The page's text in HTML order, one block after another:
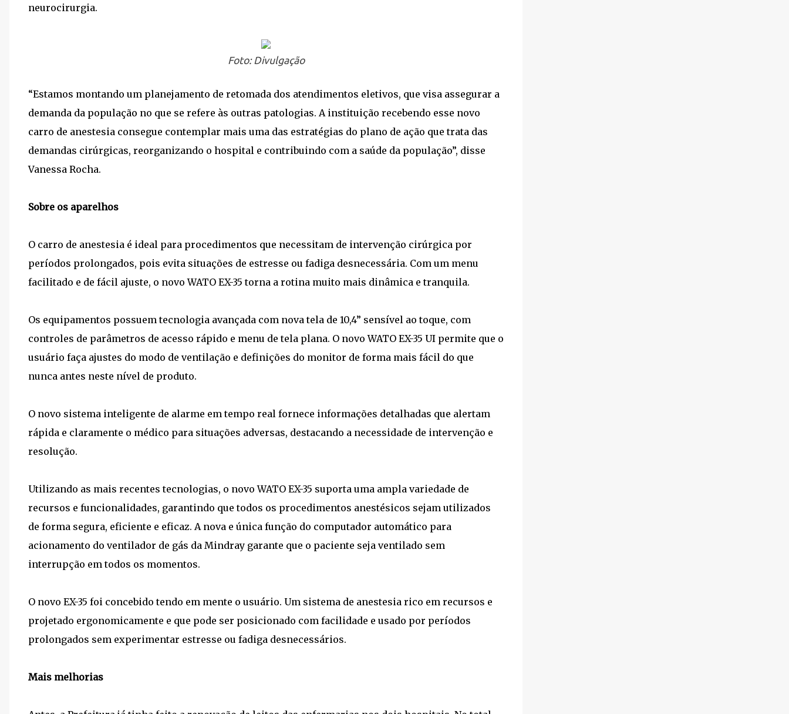
neurocirurgia.
Foto: Divulgação
“Estamos montando um planejamento de retomada dos atendimentos eletivos, que visa assegurar a
demanda da população no que se refere às outras patologias. A instituição recebendo esse novo
carro de anestesia consegue contemplar mais uma das estratégias do plano de ação que trata das
demandas cirúrgicas, reorganizando o hospital e contribuindo com a saúde da população”, disse
Vanessa Rocha.
Sobre os aparelhos
O carro de anestesia é ideal para procedimentos que necessitam de intervenção cirúrgica por
períodos prolongados, pois evita situações de estresse ou fadiga desnecessária. Com um menu
facilitado e de fácil ajuste, o novo WATO EX-35 torna a rotina muito mais dinâmica e tranquila.
Os equipamentos possuem tecnologia avançada com nova tela de 10,4” sensível ao toque, com
controles de parâmetros de acesso rápido e menu de tela plana. O novo WATO EX-35 UI permite que o
usuário faça ajustes do modo de ventilação e definições do monitor de forma mais fácil do que
nunca antes neste nível de produto.
O novo sistema inteligente de alarme em tempo real fornece informações detalhadas que alertam
rápida e claramente o médico para situações adversas, destacando a necessidade de intervenção e
resolução.
Utilizando as mais recentes tecnologias, o novo WATO EX-35 suporta uma ampla variedade de
recursos e funcionalidades, garantindo que todos os procedimentos anestésicos sejam utilizados
de forma segura, eficiente e eficaz. A nova e única função do computador automático para
acionamento do ventilador de gás da Mindray garante que o paciente seja ventilado sem
interrupção em todos os momentos.
O novo EX-35 foi concebido tendo em mente o usuário. Um sistema de anestesia rico em recursos e
projetado ergonomicamente e que pode ser posicionado com facilidade e usado por períodos
prolongados sem experimentar estresse ou fadiga desnecessários.
Mais melhorias